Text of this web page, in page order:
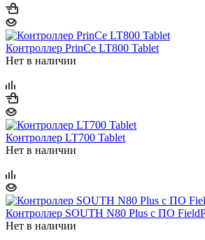
Контроллер PrinCe LT800 Tablet
Нет в наличии
Контроллер LT700 Tablet
Нет в наличии
Контроллер SOUTH N80 Plus с ПО
Нет в наличии